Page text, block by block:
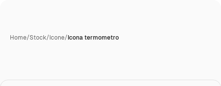
Home/Stock/Icone/Icona termometro